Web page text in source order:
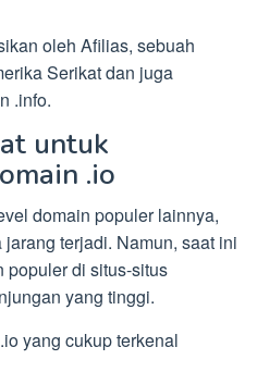
oleh Afilias, sebuah
Serikat dan juga
.info.
untuk
.io
domain populer lainnya,
terjadi. Namun, saat ini
populer di situs-situs
yang tinggi.
yang cukup terkenal